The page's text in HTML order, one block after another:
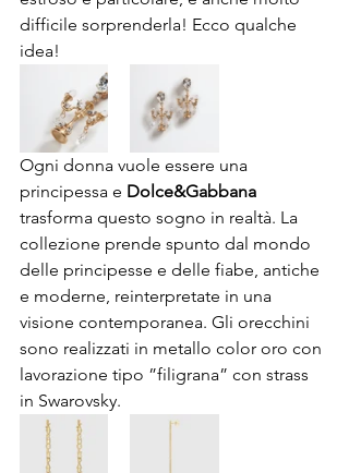
difficile sorprenderla! Ecco qualche
idea!
Ogni donna vuole essere una
principessa e Dolce&Gabbana
trasforma questo sogno in realtà. La
collezione prende spunto dal mondo
delle principesse e delle fiabe, antiche
e moderne, reinterpretate in una
visione contemporanea. Gli orecchini
sono realizzati in metallo color oro con
lavorazione tipo ”filigrana” con strass
in Swarovsky.